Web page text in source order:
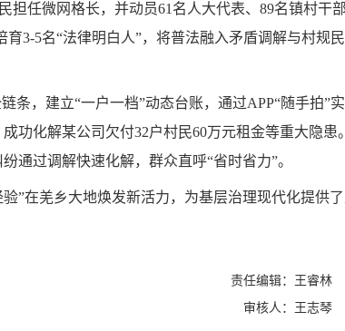
任微网格长，并动员61名人大代表、89名镇村干
3-5名“法律明白人”，将普法融入矛盾调解与村规
，建立“一户一档”动态台账，通过APP“随手拍”
功化解某公司欠付32户村民60万元租金等重大隐患
通过调解快速化解，群众直呼“省时省力”。
”在羌乡大地焕发新活力，为基层治理现代化提供
责任编辑：王睿林
审核人：王志琴